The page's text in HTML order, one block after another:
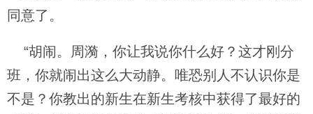
同意了。
“胡闹。周漪，你让我说你什么好？这才刚分
班，你就闹出这么大动静。唯恐别人不认识你是
不是？你教出的新生在新生考核中获得了最好的